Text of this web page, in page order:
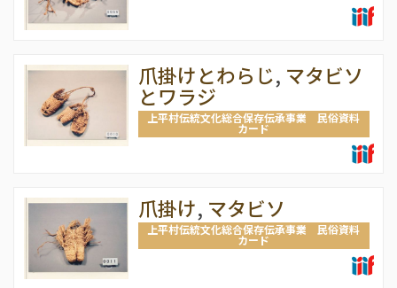
爪掛けとわらじ, マタビソ
とワラジ
上平村伝統文化総合保存伝承事業 民俗資料
カード
爪掛け, マタビソ
上平村伝統文化総合保存伝承事業 民俗資料
カード